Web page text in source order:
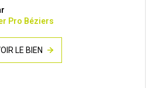
Pro Béziers
LE BIEN